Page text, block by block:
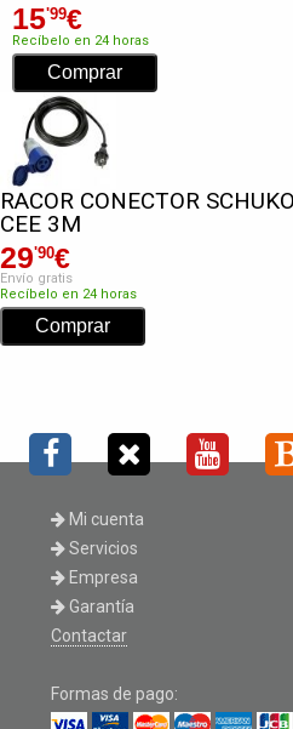
15'99€
Recíbelo en 24 horas
RACOR CONECTOR
CEE 3M
29'90€
Envío gratis
Recíbelo en 24 horas
Mi cuenta
Servicios
Empresa
Garantía
Contactar
Formas de pago: